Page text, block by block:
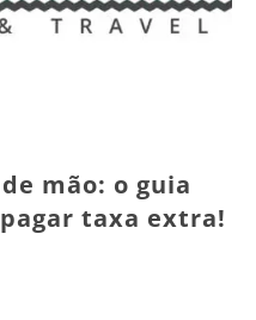
mão: o guia
taxa extra!